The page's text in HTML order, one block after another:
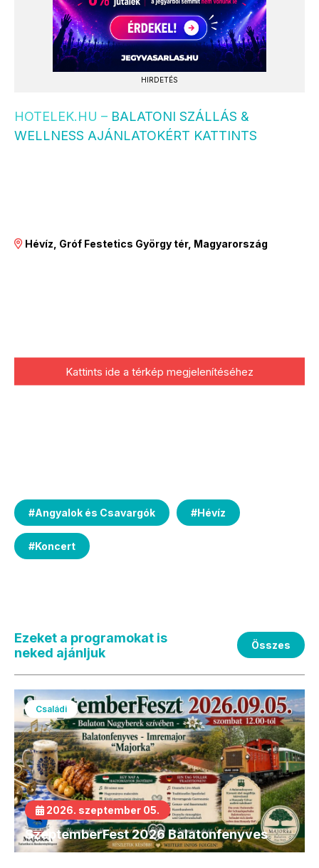
HIRDETÉS
HOTELEK.HU – BALATONI SZÁLLÁS &
WELLNESS AJÁNLATOKÉRT KATTINTS
Hévíz, Gróf Festetics György tér, Magyarország
Kattints ide a térkép megjelenítéséhez
#Angyalok és Csavargók #Hévíz
#Koncert
Ezeket a programokat is
neked ajánljuk
Összes
Családi
2026. szeptember 05.
SzeptemberFest 2026 Balatonfenyves